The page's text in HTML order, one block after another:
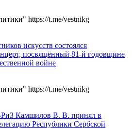
https://t.me/vestnikg
искусств состоялся
посвящённый 81-й годовщине
войне
https://t.me/vestnikg
Камшилов В. В. принял в
Республики Сербской